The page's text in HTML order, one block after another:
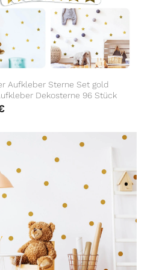
Aufkleber Sterne Set gold
Dekosterne 96 Stück